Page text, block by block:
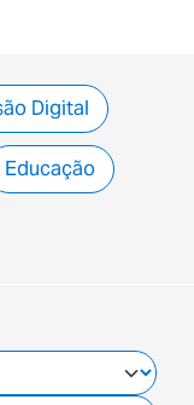
Digital
Educação